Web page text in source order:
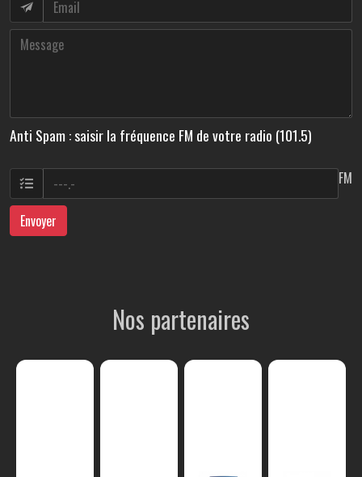
Anti Spam : saisir la fréquence FM de votre radio (101.5)
FM
Envoyer
Nos partenaires